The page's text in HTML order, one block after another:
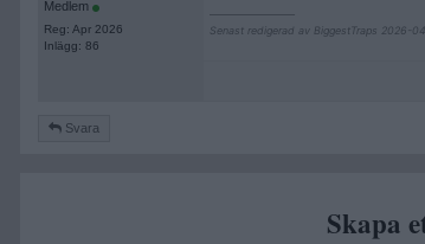
Medlem
Reg: Apr 2026
Inlägg: 86
Senast redigerad av BiggestTraps 2026-
Svara
Skapa